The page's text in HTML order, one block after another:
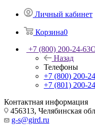
Личный кабинет
Корзина0
+7 (800) 200-24-63
Назад
Телефоны
+7 (800) 200-
+7 (801) 200-
Контактная информация
456313, Челябинская
g-s@gird.ru